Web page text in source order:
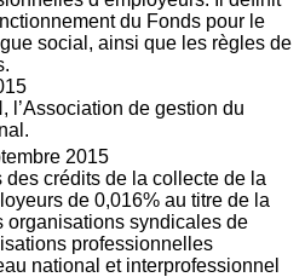
du Fonds pour le
social, ainsi que les règles de
l’Association de gestion du
2015
des crédits de la collecte de la
de 0,016% au titre de la
organisations syndicales de
professionnelles
national et interprofessionnel